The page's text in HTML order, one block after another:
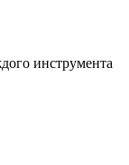
инструмента